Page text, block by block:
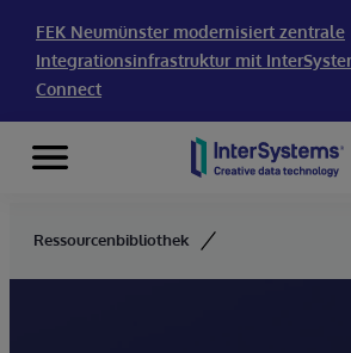
FEK Neumünster modernisiert zentrale
Integrationsinfrastruktur mit
Connect
Skip to content
Menu
Ressourcenbibliothek